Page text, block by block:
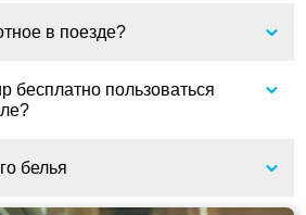
в поезде?
бесплатно пользоваться
белья